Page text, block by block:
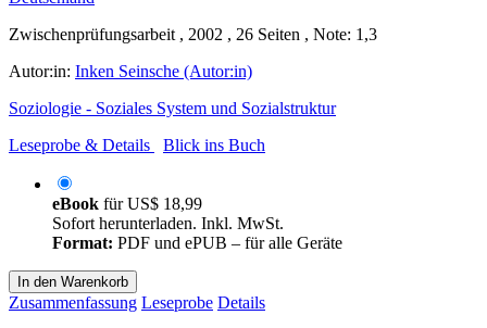
Zwischenprüfungsarbeit , 2002 , 26 Seiten , Note: 1,3
Autor:in: Inken Seinsche (Autor:in)
Soziologie - Soziales System und Sozialstruktur
Leseprobe & Details
Blick ins Buch
eBook fürUS$ 18,99
Sofort herunterladen. Inkl. MwSt.
Format: PDF und ePUB – für alle Geräte
In den Warenkorb
Zusammenfassung Leseprobe Details